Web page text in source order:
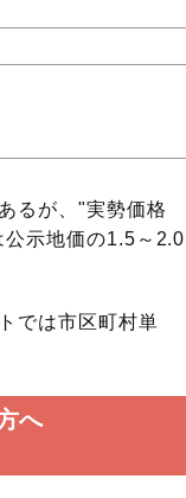
るが、"実勢価格
公示地価の1.5～2.0
では市区町村単
へ